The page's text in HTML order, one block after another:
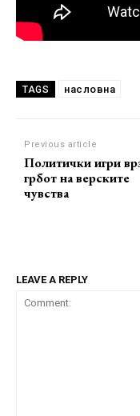
TAGS насловна
Previous article
Политички игри
грбот на верските
чувства
LEAVE A REPLY